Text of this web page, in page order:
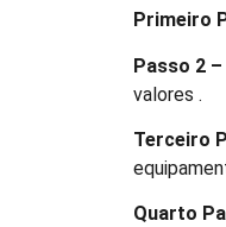
Primeiro
Passo 2
valores .
Terceiro
Quarto